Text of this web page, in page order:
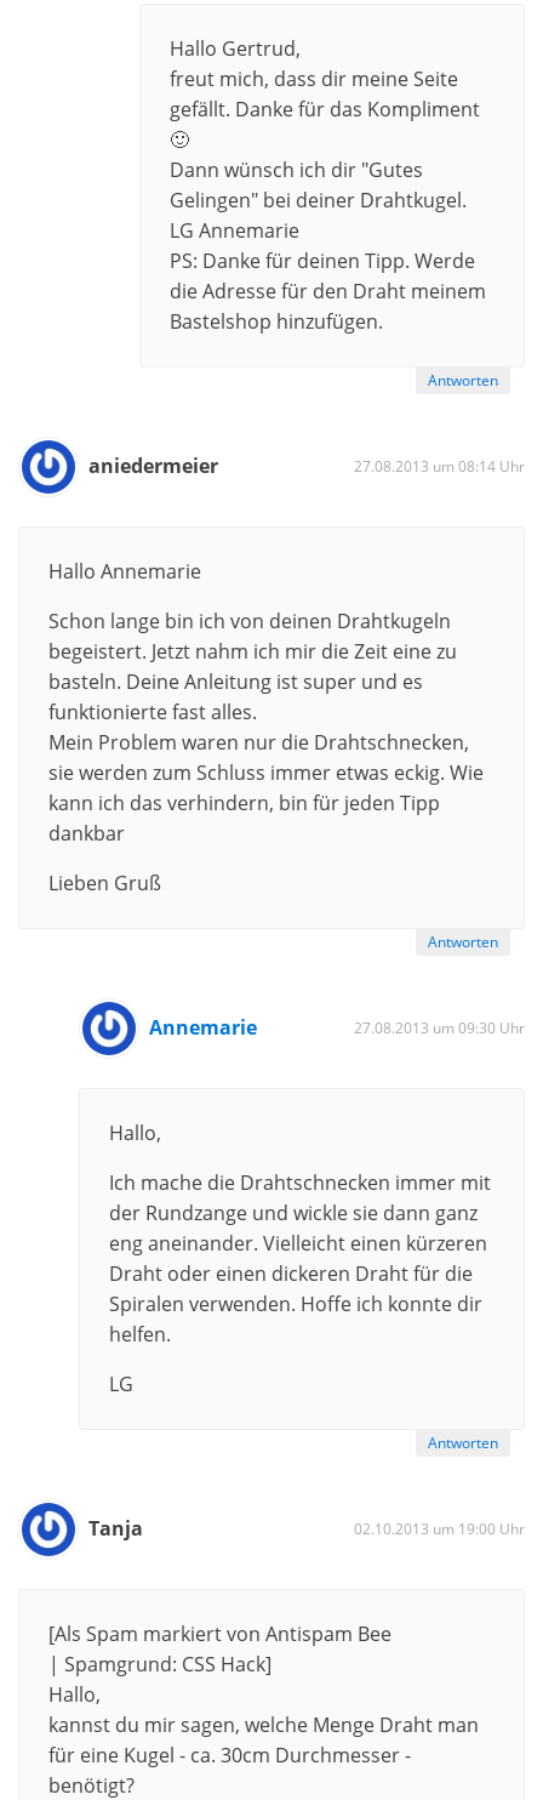
Hallo Gertrud,
freut mich, dass dir meine Seite
gefällt. Danke für das Kompliment
🙂
Dann wünsch ich dir "Gutes
Gelingen" bei deiner Drahtkugel.
LG Annemarie
PS: Danke für deinen Tipp. Werde
die Adresse für den Draht meinem
Bastelshop hinzufügen.
Antworten
aniedermeier 27.08.2013 um 08:14 Uhr
Hallo Annemarie
Schon lange bin ich von deinen Drahtkugeln
begeistert. Jetzt nahm ich mir die Zeit eine zu
basteln. Deine Anleitung ist super und es
funktionierte fast alles.
Mein Problem waren nur die Drahtschnecken,
sie werden zum Schluss immer etwas eckig. Wie
kann ich das verhindern, bin für jeden Tipp
dankbar
Lieben Gruß
Antworten
Annemarie 27.08.2013 um 09:30 Uhr
Hallo,
Ich mache die Drahtschnecken immer mit
der Rundzange und wickle sie dann ganz
eng aneinander. Vielleicht einen kürzeren
Draht oder einen dickeren Draht für die
Spiralen verwenden. Hoffe ich konnte dir
helfen.
LG
Antworten
Tanja 02.10.2013 um 19:00 Uhr
[Als Spam markiert von Antispam Bee
| Spamgrund: CSS Hack]
Hallo,
kannst du mir sagen, welche Menge Draht man
für eine Kugel - ca. 30cm Durchmesser -
benötigt?